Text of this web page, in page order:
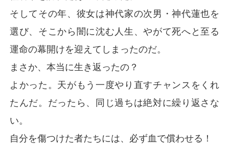
そしてその年、彼女は神代家の次男・神代蓮也を
選び、そこから闇に沈む人生、やがて死へと至る
運命の幕開けを迎えてしまったのだ。
まさか、本当に生き返ったの？
よかった。天がもう一度やり直すチャンスをくれ
たんだ。だったら、同じ過ちは絶対に繰り返さな
い。
自分を傷つけた者たちには、必ず血で償わせる！